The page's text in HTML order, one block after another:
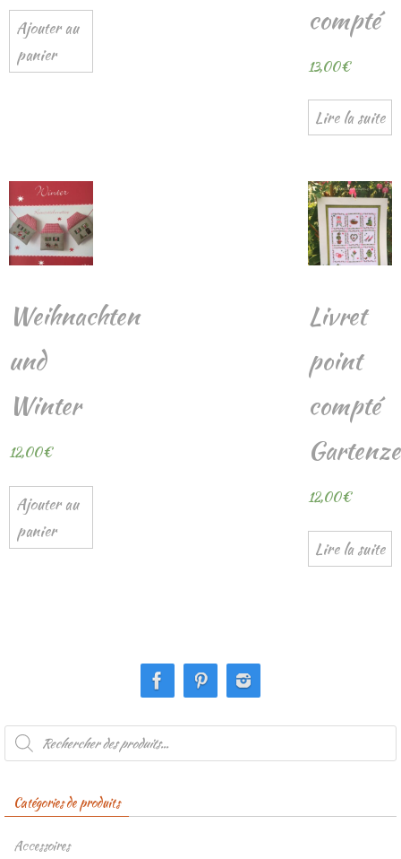
Ajouter au
panier
compté
13,00€
Lire la suite
Weihnachten
und
Winter
12,00€
Ajouter au
panier
Livret
point
compté
12,00€
Lire la suite
Recherche
produits
Catégories de produits
Accessoires